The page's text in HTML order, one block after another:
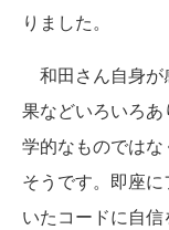
りました。
和田さん自身が
果などいろいろ
学的なものでは
そうです。即座
いたコードに自